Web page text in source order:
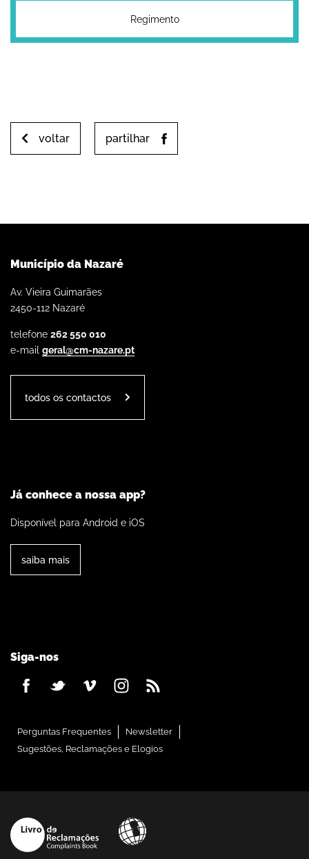
Regimento
voltar partilhar
Município da Nazaré
Av. Vieira Guimarães
2450-112 Nazaré
telefone 262 550 010
e-mail geral@cm-nazare.pt
todos os contactos
Já conhece a nossa app?
Disponível para Android e iOS
saiba mais
Siga-nos
Perguntas Frequentes
Newsletter
Sugestões, Reclamações e Elogios